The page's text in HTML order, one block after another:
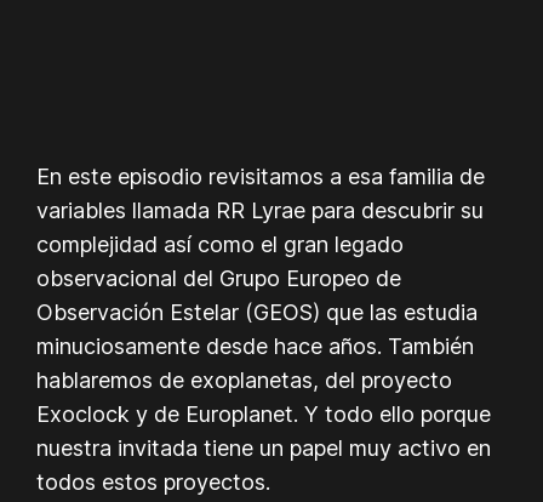
En este episodio revisitamos a esa familia de
variables llamada RR Lyrae para descubrir su
complejidad así como el gran legado
observacional del Grupo Europeo de
Observación Estelar (GEOS) que las estudia
minuciosamente desde hace años. También
hablaremos de exoplanetas, del proyecto
Exoclock y de Europlanet. Y todo ello porque
nuestra invitada tiene un papel muy activo en
todos estos proyectos.